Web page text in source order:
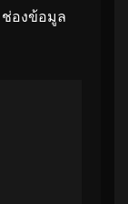
ช่องข้อมูล